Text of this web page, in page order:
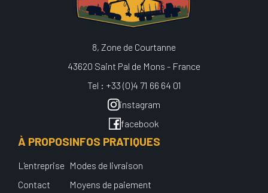
8, Zone de Courtanne
43620 Saint Pal de Mons - France
Tel : +33 (0)4 71 66 64 01
instagram
facebook
À PROPOS
L'entreprise
Contact
INFOS PRATIQUES
Modes de livraison
Moyens de paiement